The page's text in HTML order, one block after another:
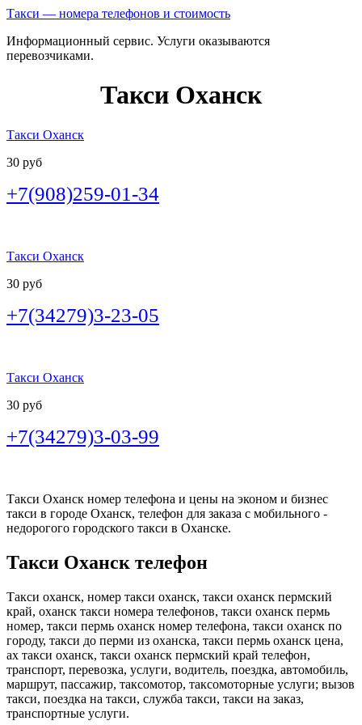
Такси — номера телефонов и стоимость
Информационный сервис. Услуги оказываются
перевозчиками.
Такси Оханск
Такси Оханск
30 руб
+7(908)259-01-34
Такси Оханск
30 руб
+7(34279)3-23-05
Такси Оханск
30 руб
+7(34279)3-03-99
Такси Оханск номер телефона и цены на эконом и бизнес
такси в городе Оханск, телефон для заказа с мобильного -
недорогого городского такси в Оханске.
Такси Оханск телефон
Такси оханск, номер такси оханск, такси оханск пермский
край, оханск такси номера телефонов, такси оханск пермь
номер, такси пермь оханск номер телефона, такси оханск по
городу, такси до перми из оханска, такси пермь оханск цена,
ах такси оханск, такси оханск пермский край телефон,
транспорт, перевозка, услуги, водитель, поездка, автомобиль,
маршрут, пассажир, таксомотор, таксомоторные услуги; вызов
такси, поездка на такси, служба такси, такси на заказ,
транспортные услуги.